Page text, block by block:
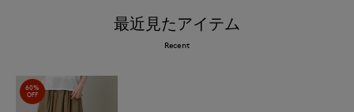
最近見たアイテム
Recent
60%
OFF